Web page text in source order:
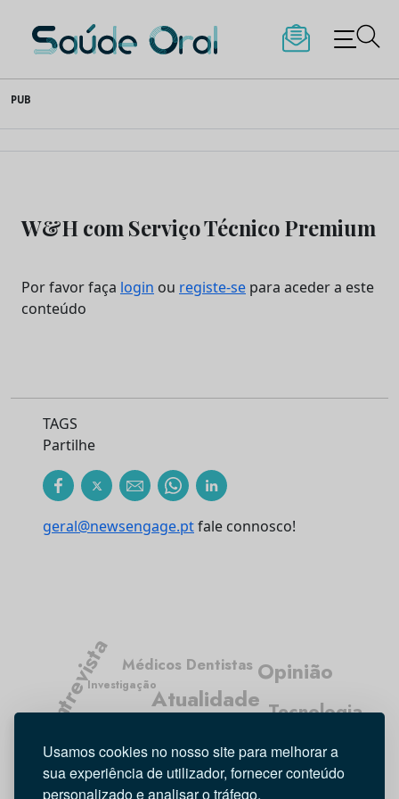
Usamos cookies no nosso site para melhorar a
sua experiência de utilizador, fornecer conteúdo
personalizado e analisar o tráfego.
to
content
Saúde Oral
PUB
W&H com Serviço Técnico Premium
Por favor faça login ou registe-se para aceder a este
conteúdo
TAGS
Partilhe
geral@newsengage.ptfale connosco!
Atualidade
Médicos Dentistas
Higiene Oral
Entrevista Opinião
Tecnologia
Investigação